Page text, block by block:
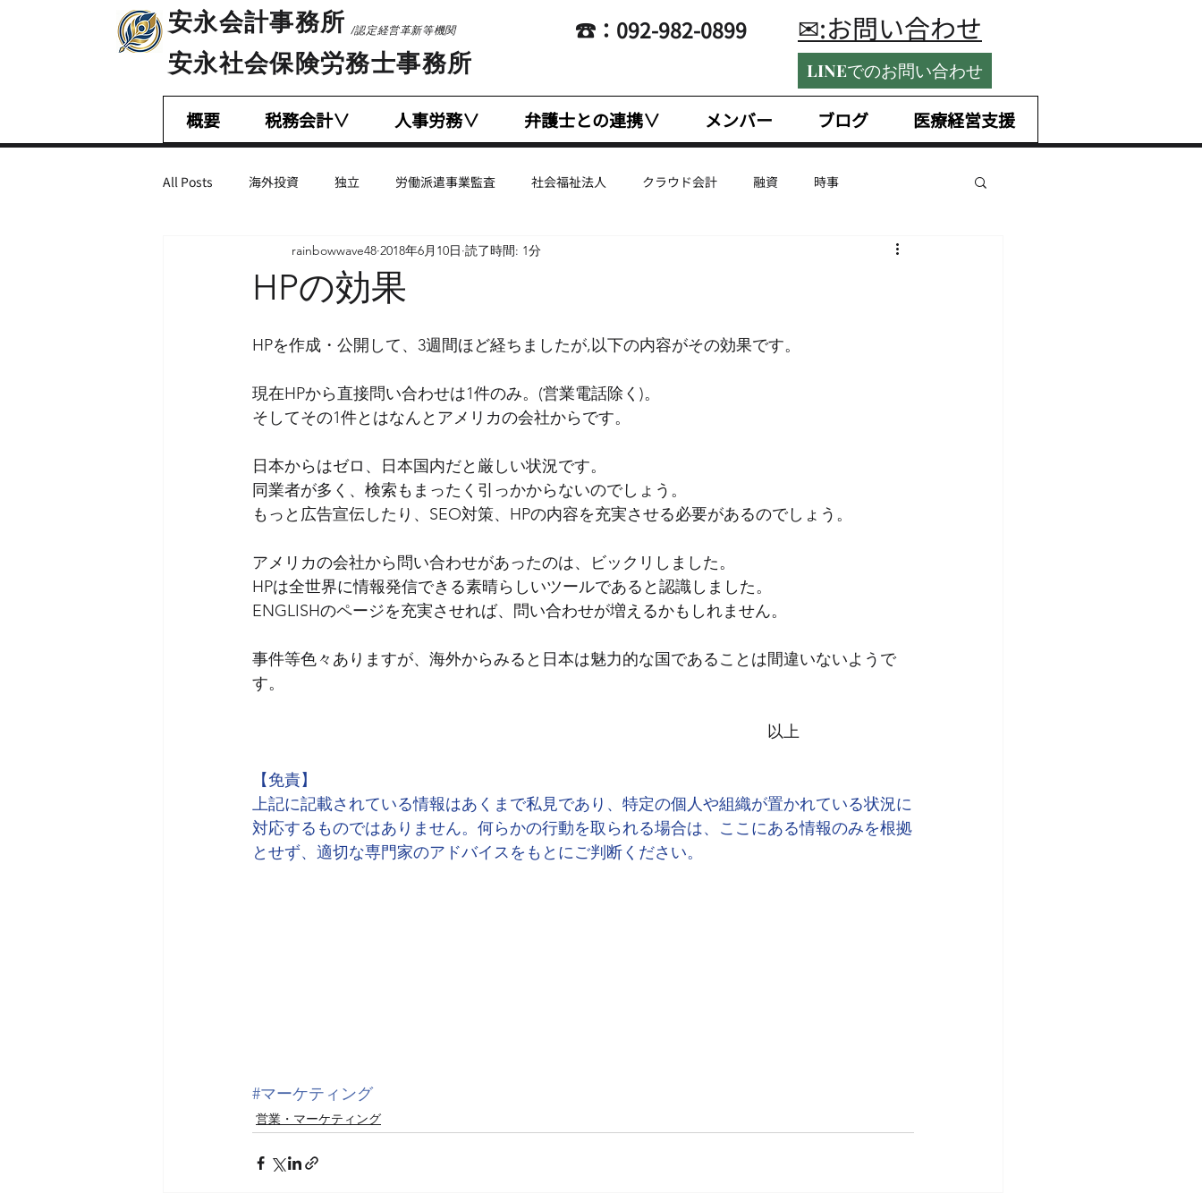
​安永会計事務所 /認定経営革新等機関
​安永社会保険労務士事務所
​☎：092-982-0899 ​✉:お問い合わせ
LINEでのお問い合わせ
概要 税務会計∨ 人事労務∨ 弁護士との連携∨ メンバー ブログ 医療経営支援
All Posts 海外投資 独立 労働派遣事業監査 社会福祉法人 クラウド会計 融資 時事
会計基準 企業支援 国際税務
減税措置 助成金 有給休暇 給与計算・賃金計算
HPの効果
rainbowwave48 2018年6月10日 読了時間: 1分
HPを作成・公開して、3週間ほど経ちましたが,以下の内容がその効果です。
現在HPから直接問い合わせは1件のみ。(営業電話除く)。
そしてその1件とはなんとアメリカの会社からです。
日本からはゼロ、日本国内だと厳しい状況です。
同業者が多く、検索もまったく引っかからないのでしょう。
もっと広告宣伝したり、SEO対策、HPの内容を充実させる必要があるのでしょう。
アメリカの会社から問い合わせがあったのは、ビックリしました。
HPは全世界に情報発信できる素晴らしいツールであると認識しました。
ENGLISHのページを充実させれば、問い合わせが増えるかもしれません。
事件等色々ありますが、海外からみると日本は魅力的な国であることは間違いないようで
す。
以上
【免責】
上記に記載されている情報はあくまで私見であり、特定の個人や組織が置かれている状況に
対応するものではありません。何らかの行動を取られる場合は、ここにある情報のみを根拠
とせず、適切な専門家のアドバイスをもとにご判断ください。
#マーケティング
営業・マーケティング